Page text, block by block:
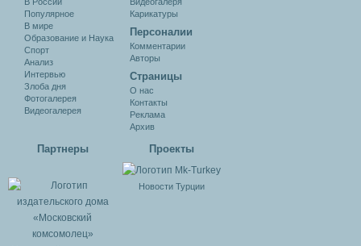
Популярное
В мире
Образование и Наука
Спорт
Анализ
Интервью
Злоба дня
Фотогалерея
Видеогалерея
Карикатуры
Персоналии
Комментарии
Авторы
Cтраницы
О нас
Контакты
Реклама
Архив
Партнеры Проекты
Новости Турции